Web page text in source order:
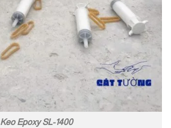
Keo Epoxy SL-1400